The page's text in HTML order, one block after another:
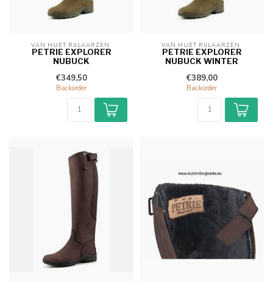
VAN HUET RIJLAARZEN
PETRIE EXPLORER
NUBUCK
€349,50
Backorder
VAN HUET RIJLAARZEN
PETRIE EXPLORER
NUBUCK WINTER
€389,00
Backorder